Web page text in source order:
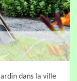
dans la ville